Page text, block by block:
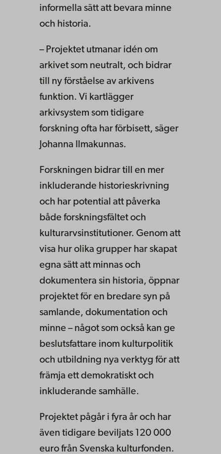
informella sätt att bevara minne
och historia.
– Projektet utmanar idén om
arkivet som neutralt, och bidrar
till ny förståelse av arkivens
funktion. Vi kartlägger
arkivsystem som tidigare
forskning ofta har förbisett, säger
Johanna Ilmakunnas.
Forskningen bidrar till en mer
inkluderande historieskrivning
och har potential att påverka
både forskningsfältet och
kulturarvsinstitutioner. Genom att
visa hur olika grupper har skapat
egna sätt att minnas och
dokumentera sin historia, öppnar
projektet för en bredare syn på
samlande, dokumentation och
minne – något som också kan ge
beslutsfattare inom kulturpolitik
och utbildning nya verktyg för att
främja ett demokratiskt och
inkluderande samhälle.
Projektet pågår i fyra år och har
även tidigare beviljats 120 000
euro från Svenska kulturfonden.